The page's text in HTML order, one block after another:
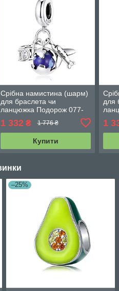
Срібна намистина (шарм)
для браслета чи
ланцюжка Подорож 077-
1 332₴ 1 776 ₴
Купити
для
1
–25%